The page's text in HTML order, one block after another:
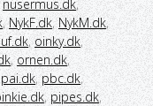
nusermus.dk,
, NykF.dk, NykM.dk,
, oinky.dk,
, ornen.dk,
pai.dk, pbc.dk,
, pipes.dk,